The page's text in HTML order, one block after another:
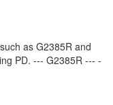
as G2385R and
PD. --- G2385R --- -